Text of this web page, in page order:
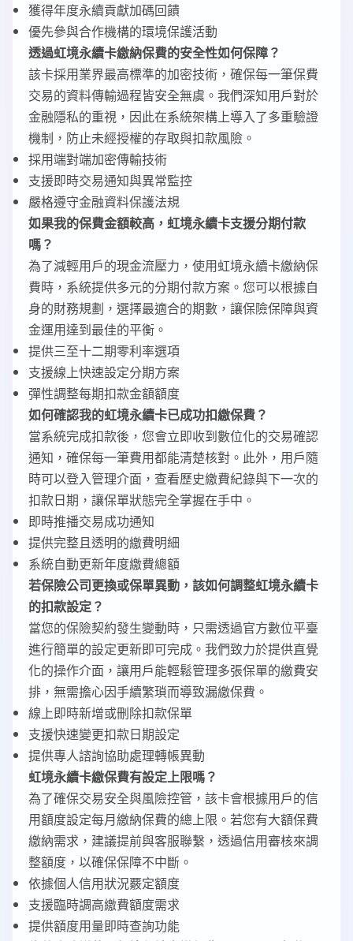
獲得年度永續貢獻加碼回饋
優先參與合作機構的環境保護活動
透過虹境永續卡繳納保費的安全性如何保障？
該卡採用業界最高標準的加密技術，確保每一筆保費
交易的資料傳輸過程皆安全無虞。我們深知用戶對於
金融隱私的重視，因此在系統架構上導入了多重驗證
機制，防止未經授權的存取與扣款風險。
採用端對端加密傳輸技術
支援即時交易通知與異常監控
嚴格遵守金融資料保護法規
如果我的保費金額較高，虹境永續卡支援分期付款
嗎？
為了減輕用戶的現金流壓力，使用虹境永續卡繳納保
費時，系統提供多元的分期付款方案。您可以根據自
身的財務規劃，選擇最適合的期數，讓保險保障與資
金運用達到最佳的平衡。
提供三至十二期零利率選項
支援線上快速設定分期方案
彈性調整每期扣款金額額度
如何確認我的虹境永續卡已成功扣繳保費？
當系統完成扣款後，您會立即收到數位化的交易確認
通知，確保每一筆費用都能清楚核對。此外，用戶隨
時可以登入管理介面，查看歷史繳費紀錄與下一次的
扣款日期，讓保單狀態完全掌握在手中。
即時推播交易成功通知
提供完整且透明的繳費明細
系統自動更新年度繳費總額
若保險公司更換或保單異動，該如何調整虹境永續卡
的扣款設定？
當您的保險契約發生變動時，只需透過官方數位平臺
進行簡單的設定更新即可完成。我們致力於提供直覺
化的操作介面，讓用戶能輕鬆管理多張保單的繳費安
排，無需擔心因手續繁瑣而導致漏繳保費。
線上即時新增或刪除扣款保單
支援快速變更扣款日期設定
提供專人諮詢協助處理轉帳異動
虹境永續卡繳保費有設定上限嗎？
為了確保交易安全與風險控管，該卡會根據用戶的信
用額度設定每月繳納保費的總上限。若您有大額保費
繳納需求，建議提前與客服聯繫，透過信用審核來調
整額度，以確保保障不中斷。
依據個人信用狀況覈定額度
支援臨時調高繳費額度需求
提供額度用量即時查詢功能